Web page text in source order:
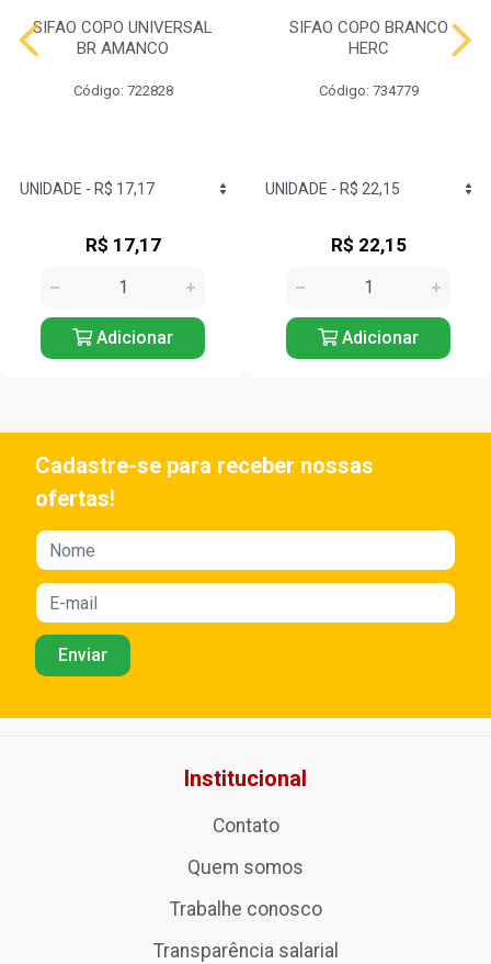
SIFAO COPO UNIVERSAL
BR AMANCO
Código: 722828
R$ 17,17
Adicionar
SIFAO COPO BRANCO
HERC
Código: 734779
R$ 22,15
Adicionar
Cadastre-se para receber nossas
ofertas!
Institucional
Contato
Quem somos
Trabalhe conosco
Transparência salarial